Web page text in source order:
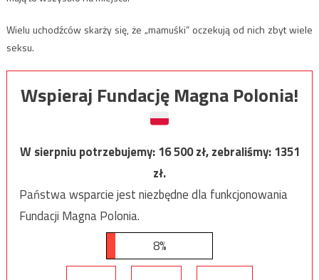
Wielu uchodźców skarży się, że „mamuśki” oczekują od nich zbyt wiele
seksu.
Wspieraj Fundację Magna Polonia!
W sierpniu potrzebujemy:16 500zł, zebraliśmy:1351
zł.
Państwa wsparcie jest niezbędne dla funkcjonowania
Fundacji Magna Polonia.
8%